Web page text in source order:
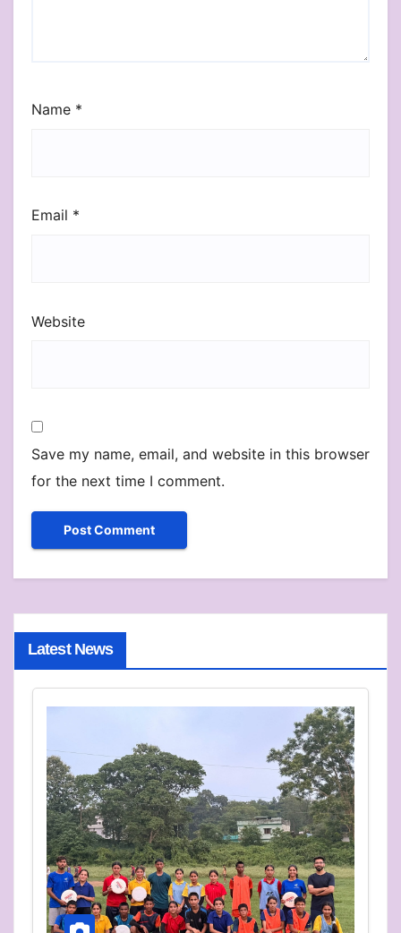
Name *
Email *
Website
Save my name, email, and website in this browser
for the next time I comment.
Latest News